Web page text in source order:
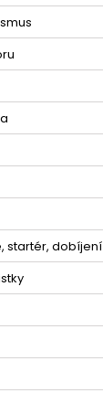
startér, dobíjení